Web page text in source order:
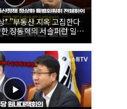
"부동산 지옥 고집한다
장동혁의 서슬퍼런 일갈
부동산정책 정상화 특별